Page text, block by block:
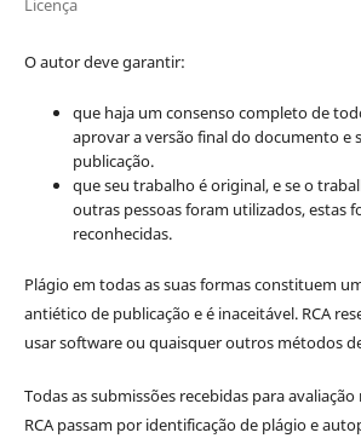
Licença
O autor deve garantir:
que haja um consenso completo de
aprovar a versão final do documento e
publicação.
que seu trabalho é original, e se o
outras pessoas foram utilizados, estas
reconhecidas.
Plágio em todas as suas formas constituem
antiético de publicação e é inaceitável. RCA
usar software ou quaisquer outros métodos
Todas as submissões recebidas para
RCA passam por identificação de plágio e